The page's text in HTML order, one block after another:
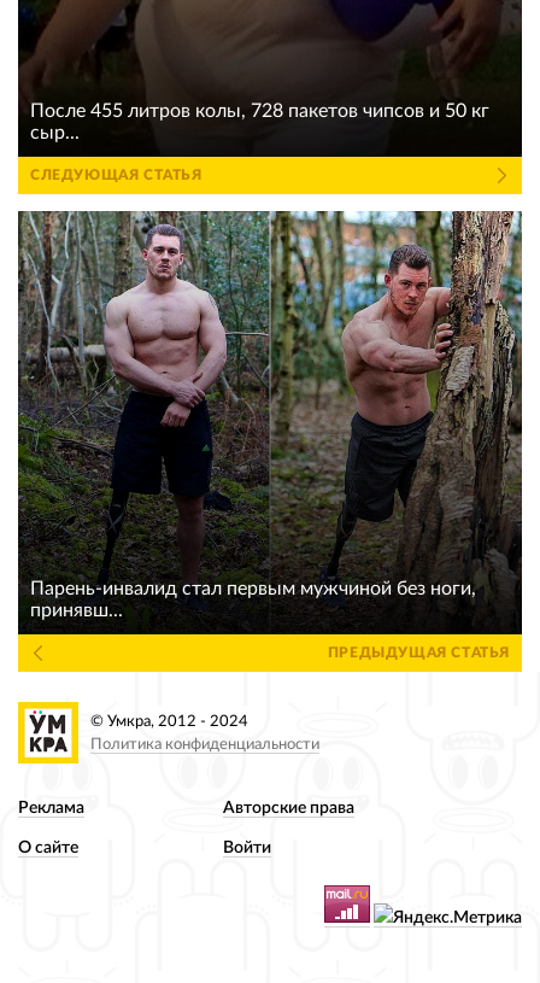
После 455 литров колы, 728 пакетов чипсов и 50 кг
сыр...
СЛЕДУЮЩАЯ СТАТЬЯ
Парень-инвалид стал первым мужчиной без ноги,
принявш...
ПРЕДЫДУЩАЯ СТАТЬЯ
Реклама Авторские права
О сайте Войти
© Умкра, 2012 - 2024
Политика конфиденциальности